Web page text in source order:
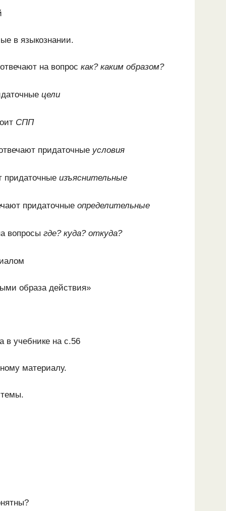
в языкознании.
на вопроскак? каким образом?
цели
СПП
придаточные условия
придаточныеизъяснительные
придаточныеопределительные
вопросыгде? куда? откуда?
образа действия»
в учебнике на с.56
материалу.
темы.